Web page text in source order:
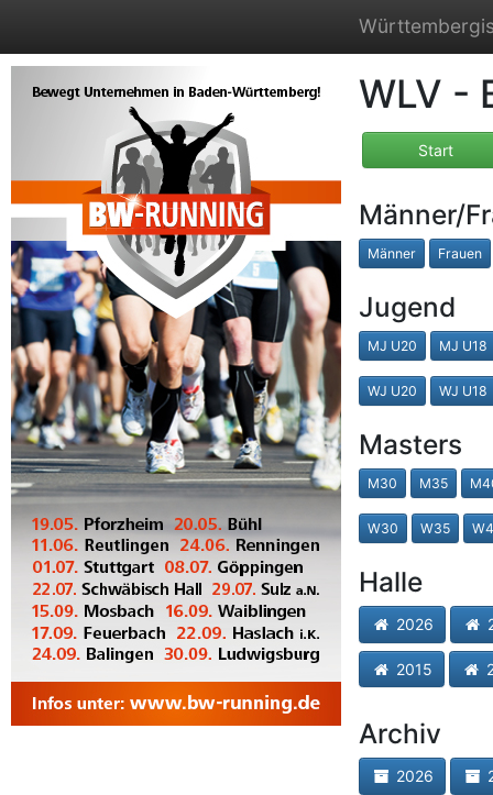
WLV -
Start
Männer/
Männer Frauen
Jugend
MJ U20 MJ U18
WJ U20 WJ U18
Masters
M30 M35
W30 W35
Halle
2026
2015
Archiv
2026